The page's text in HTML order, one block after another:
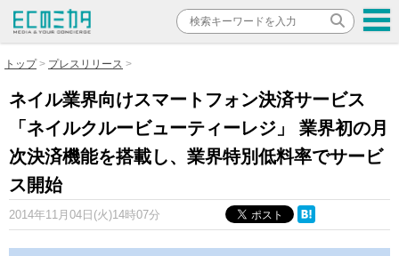
トップ プレスリリース
ネイル業界向けスマートフォン決済サービス
「ネイルクルービューティーレジ」 業界初の月
次決済機能を搭載し、業界特別低料率でサービ
ス開始
2014年11月04日(火)14時07分